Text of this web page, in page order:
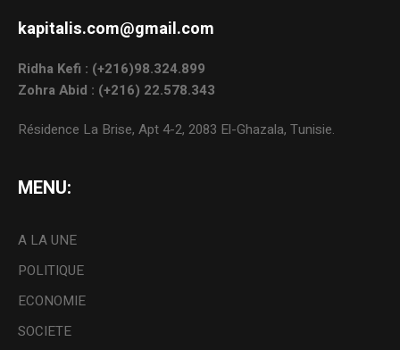
kapitalis.com@gmail.com
Ridha Kefi : (+216)98.324.899
Zohra Abid : (+216) 22.578.343
Résidence La Brise, Apt 4-2, 2083 El-Ghazala, Tunisie.
MENU:
A LA UNE
POLITIQUE
ECONOMIE
SOCIETE